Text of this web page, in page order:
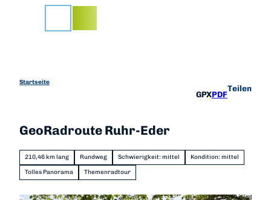
Startseite
GPXPDF
Teilen
GeoRadroute Ruhr-Eder
210,46 km lang Rundweg Schwierigkeit: mittel Kondition: mittel
Tolles Panorama Themenradtour